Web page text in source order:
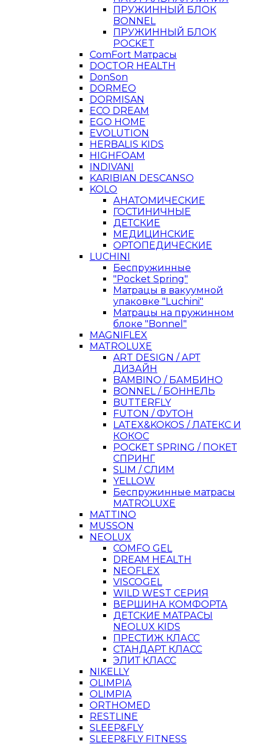
ПРУЖИННЫЙ БЛОК
BONNEL
ПРУЖИННЫЙ БЛОК
POCKET
ComFort Матрасы
DOCTOR HEALTH
DonSon
DORMEO
DORMISAN
ECO DREAM
EGO HOME
EVOLUTION
HERBALIS KIDS
HIGHFOAM
INDIVANI
KARIBIAN DESCANSO
KOLO
АНАТОМИЧЕСКИЕ
ГОСТИНИЧНЫЕ
ДЕТСКИЕ
МЕДИЦИНСКИЕ
ОРТОПЕДИЧЕСКИЕ
LUCHINI
Беспружинные
"Pocket Spring"
Матрацы в вакуумной
упаковке "Luchini"
Матрацы на пружинном
блоке "Bonnel"
MAGNIFLEX
MATROLUXE
ART DESIGN / АРТ
ДИЗАЙН
BAMBINO / БАМБИНО
BONNEL / БОННЕЛЬ
BUTTERFLY
FUTON / ФУТОН
LATEX&KOKOS / ЛАТЕКС И
КОКОС
POCKET SPRING / ПОКЕТ
СПРИНГ
SLIM / СЛИМ
YELLOW
Беспружинные матрасы
MATROLUXE
MATTINO
MUSSON
NEOLUX
COMFO GEL
DREAM HEALTH
NEOFLEX
VISCOGEL
WILD WEST СЕРИЯ
ВЕРШИНА КОМФОРТА
ДЕТСКИЕ МАТРАСЫ
NEOLUX KIDS
ПРЕСТИЖ КЛАСС
СТАНДАРТ КЛАСС
ЭЛИТ КЛАСС
NIKELLY
OLIMPIA
OLIMPIA
ORTHOMED
RESTLINE
SLEEP&FLY
SLEEP&FLY FITNESS